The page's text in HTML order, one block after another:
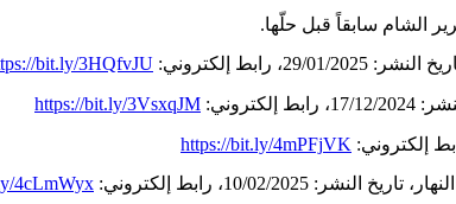
رابط إلكتروني:
bit.ly/3HQfvJU
https://bit.ly/3VsxqJM
https://bit.ly/4mPFjVK
النشر: 10/02/2025، رابط إلكتروني: 4cLmWyx